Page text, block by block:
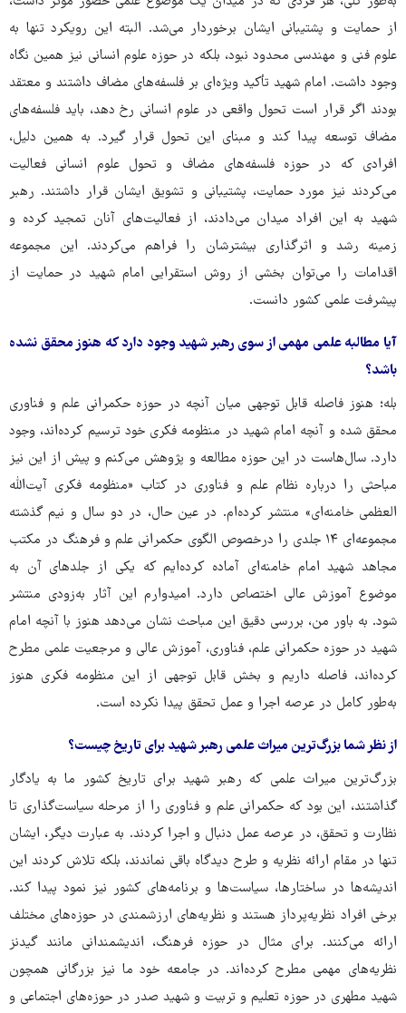
از حمایت و پشتیبانی ایشان برخوردار می‌شد. البته این رویکرد تنها به
علوم فنی و مهندسی محدود نبود، بلکه در حوزه علوم انسانی نیز همین نگاه
وجود داشت. امام شهید تأکید ویژه‌ای بر فلسفه‌های مضاف داشتند و معتقد
بودند اگر قرار است تحول واقعی در علوم انسانی رخ دهد، باید فلسفه‌های
مضاف توسعه پیدا کند و مبنای این تحول قرار گیرد. به همین دلیل،
افرادی که در حوزه فلسفه‌های مضاف و تحول علوم انسانی فعالیت
می‌کردند نیز مورد حمایت، پشتیبانی و تشویق ایشان قرار داشتند. رهبر
شهید به این افراد میدان می‌دادند، از فعالیت‌های آنان تمجید کرده و
زمینه رشد و اثرگذاری بیشترشان را فراهم می‌کردند. این مجموعه
اقدامات را می‌توان بخشی از روش استقرایی امام شهید در حمایت از
پیشرفت علمی کشور دانست.
آیا مطالبه علمی مهمی از سوی رهبر شهید وجود دارد که هنوز محقق نشده
باشد؟
بله؛ هنوز فاصله قابل توجهی میان آنچه در حوزه حکمرانی علم و فناوری
محقق شده و آنچه امام شهید در منظومه فکری خود ترسیم کرده‌اند، وجود
دارد. سال‌هاست در این حوزه مطالعه و پژوهش می‌کنم و پیش از این نیز
مباحثی را درباره نظام علم و فناوری در کتاب «منظومه فکری آیت‌الله
العظمی خامنه‌ای» منتشر کرده‌ام. در عین حال، در دو سال و نیم گذشته
مجموعه‌ای ۱۴ جلدی را درخصوص الگوی حکمرانی علم و فرهنگ در مکتب
مجاهد شهید امام خامنه‌ای آماده کرده‌ایم که یکی از جلدهای آن به
موضوع آموزش عالی اختصاص دارد. امیدوارم این آثار به‌زودی منتشر
شود. به باور من، بررسی دقیق این مباحث نشان می‌دهد هنوز با آنچه امام
شهید در حوزه حکمرانی علم، فناوری، آموزش عالی و مرجعیت علمی مطرح
کرده‌اند، فاصله داریم و بخش قابل توجهی از این منظومه فکری هنوز
به‌طور کامل در عرصه اجرا و عمل تحقق پیدا نکرده است.
از نظر شما بزرگ‌ترین میراث علمی رهبر شهید برای تاریخ چیست؟
بزرگ‌ترین میراث علمی که رهبر شهید برای تاریخ کشور ما به یادگار
گذاشتند، این بود که حکمرانی علم و فناوری را از مرحله سیاست‌گذاری تا
نظارت و تحقق، در عرصه عمل دنبال و اجرا کردند. به عبارت دیگر، ایشان
تنها در مقام ارائه نظریه و طرح دیدگاه باقی نماندند، بلکه تلاش کردند این
اندیشه‌ها در ساختارها، سیاست‌ها و برنامه‌های کشور نیز نمود پیدا کند.
برخی افراد نظریه‌پرداز هستند و نظریه‌های ارزشمندی در حوزه‌های مختلف
ارائه می‌کنند. برای مثال در حوزه فرهنگ، اندیشمندانی مانند گیدنز
نظریه‌های مهمی مطرح کرده‌اند. در جامعه خود ما نیز بزرگانی همچون
شهید مطهری در حوزه تعلیم و تربیت و شهید صدر در حوزه‌های اجتماعی و